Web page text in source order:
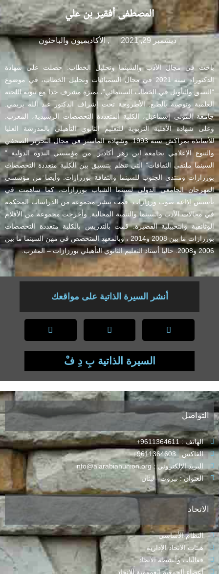
المصطفى أفقير بن علي
ديسمبر 29, 2021 , الأكاديميون والباحثون
باحث في مجال الأدب والسينما وتحليل الخطاب. حصلت على شهادة
الدكتوراه سنة 2021 في مجال السميائيات وتحليل الخطاب، في موضوع
“النسق والتأويل في الخطاب السينمائي”، بميزة مشرف جدا مع تنويه اللجنة
العلمية وتوصية بالطبع. الأطروحة تحت إشراف الدكتور عبد الله بريمي.
جامعة المولى إسماعيل، الكلية المتعددة التخصصات الرشيدية، المغرب.
وعلى شهادة الأهلية التربوية للتعليم الثانوي التأهيلي بالمدرسة العليا
للأساتذة بمراكش سنة 1993. وشهادة الماستر في مجال التحرير الصحفي
والتنوع الإعلامي بجامعة ابن زهر أكادير. من مؤسسي الندوة الدولية ”
السينما ملتقى الثقافات” التي تنظم بتنسيق بين الكلية متعددة التخصصات
بورزازات ومنتدى الجنوب للسينما والثقافة بورزازات. وأيضا من مؤسسي
المهرجان الجامعي الدولي لسينما الشباب بورزازات، كما ساهمت في
تأسيس إذاعة صوت ورزازات. قمت بنشر مجموعة من الدراسات المحكمة
في مجالات الأدب والسينما والتنمية المجالية. وأخرجت مجموعة من الأفلام
الوثائقية والتخييلية القصيرة. قمت بالتدريس بالكلية متعددة التخصصات
بورزازات ما بين 2008 و2014 ، وبالمعهد المتخصص في مهن السينما ما بين
2006 و2008. حاليا أستاذ التعليم الثانوي التأهيلي بورزازات – المغرب.
أنشر السيرة الذاتية على مواقعك
السيرة الذاتية بِ دِ فْ
التواصل
الهاتف : 9611364611+
الفاكس : 9611364603+
البريد الإلكتروني : info@alarabiahunion.org
العنوان : بيروت - لبنان
الاتحاد
النظام الأساسي
هيئات الاتحاد الإدارية
فعاليات وأنشطة الاتحاد
أعضاء الجمعية العمومية للاتحاد